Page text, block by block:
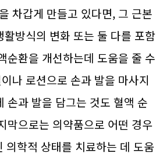
차갑게 만들고 있다면, 그 근본
방식의 변화 또는 둘 다를 포함
순환을 개선하는데 도움을 줄 수
나 로션으로 손과 발을 마사지
손과 발을 담그는 것도 혈액 순
막으로는 의약품으로 어떤 경우
학적 상태를 치료하는 데 도움